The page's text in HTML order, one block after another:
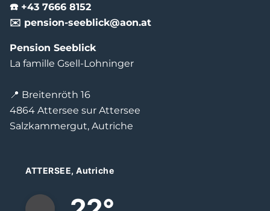
☎️ +43 7666 8152
✉️ pension-seeblick@aon.at
Pension Seeblick
La famille Gsell-Lohninger
📍 Breitenröth 16
4864 Attersee sur Attersee
Salzkammergut, Autriche
ATTERSEE, Autriche